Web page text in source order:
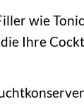
wie
Ihre